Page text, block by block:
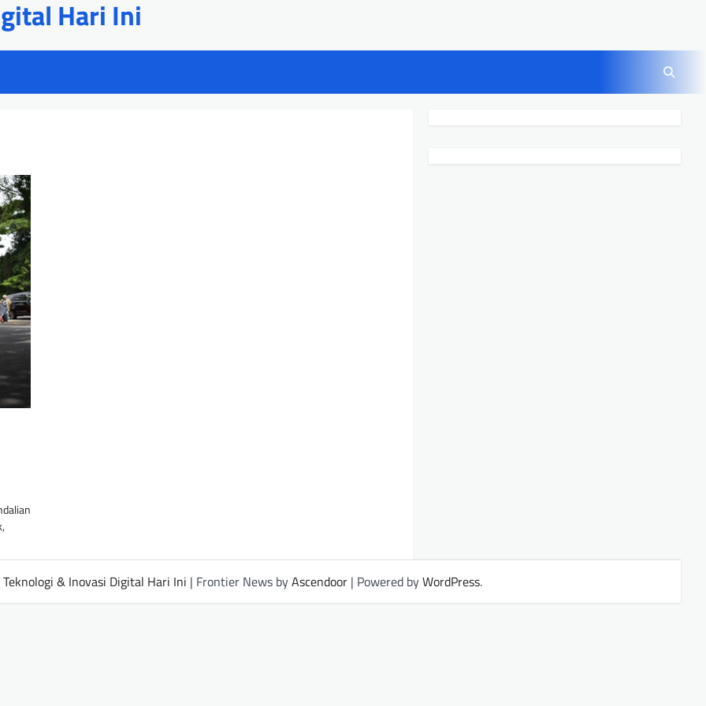
Hari Ini
Teknologi & Inovasi Digital Hari Ini | Frontier News byAscendoor| Powered byWordPress.